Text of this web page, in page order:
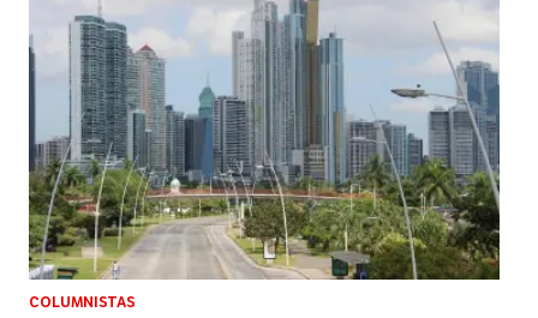
COLUMNISTAS